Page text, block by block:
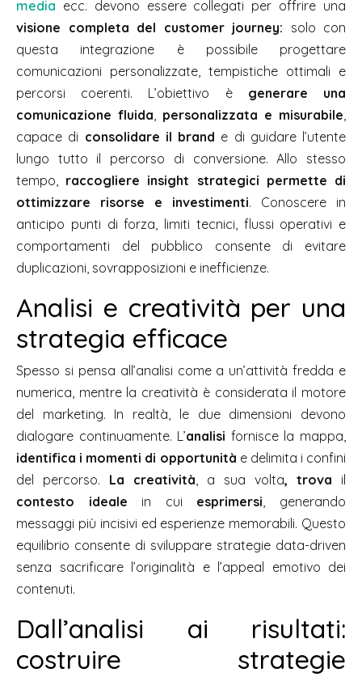
media ecc. devono essere collegati per offrire una
visione completa del customer journey: solo con
questa integrazione è possibile progettare
comunicazioni personalizzate, tempistiche ottimali e
percorsi coerenti. L’obiettivo è generare una
comunicazione fluida, personalizzata e misurabile,
capace di consolidare il brand e di guidare l’utente
lungo tutto il percorso di conversione. Allo stesso
tempo, raccogliere insight strategici permette di
ottimizzare risorse e investimenti. Conoscere in
anticipo punti di forza, limiti tecnici, flussi operativi e
comportamenti del pubblico consente di evitare
duplicazioni, sovrapposizioni e inefficienze.
Analisi e creatività per una
strategia efficace
Spesso si pensa all’analisi come a un’attività fredda e
numerica, mentre la creatività è considerata il motore
del marketing. In realtà, le due dimensioni devono
dialogare continuamente. L’analisi fornisce la mappa,
identifica i momenti di opportunità e delimita i confini
del percorso. La creatività, a sua volta, trova il
contesto ideale in cui esprimersi, generando
messaggi più incisivi ed esperienze memorabili. Questo
equilibrio consente di sviluppare strategie data-driven
senza sacrificare l’originalità e l’appeal emotivo dei
contenuti.
Dall’analisi ai risultati:
costruire strategie